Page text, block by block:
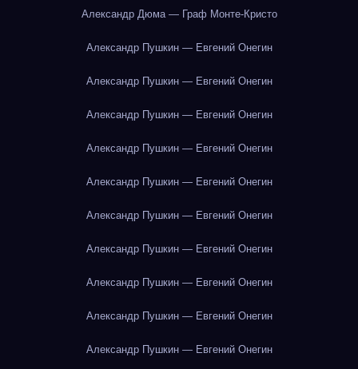
Александр Дюма — Граф Монте-Кристо
Александр Пушкин — Евгений Онегин
Александр Пушкин — Евгений Онегин
Александр Пушкин — Евгений Онегин
Александр Пушкин — Евгений Онегин
Александр Пушкин — Евгений Онегин
Александр Пушкин — Евгений Онегин
Александр Пушкин — Евгений Онегин
Александр Пушкин — Евгений Онегин
Александр Пушкин — Евгений Онегин
Александр Пушкин — Евгений Онегин